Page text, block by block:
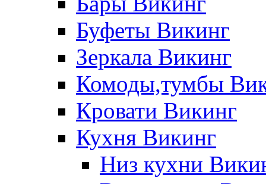
Буфеты Викинг
Зеркала Викинг
Комоды,тумбы
Кровати Викинг
Кухня Викинг
Низ кухни